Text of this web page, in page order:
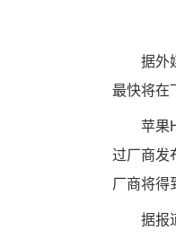
据外
最快将在
苹果
过厂商发
厂商将得
据报